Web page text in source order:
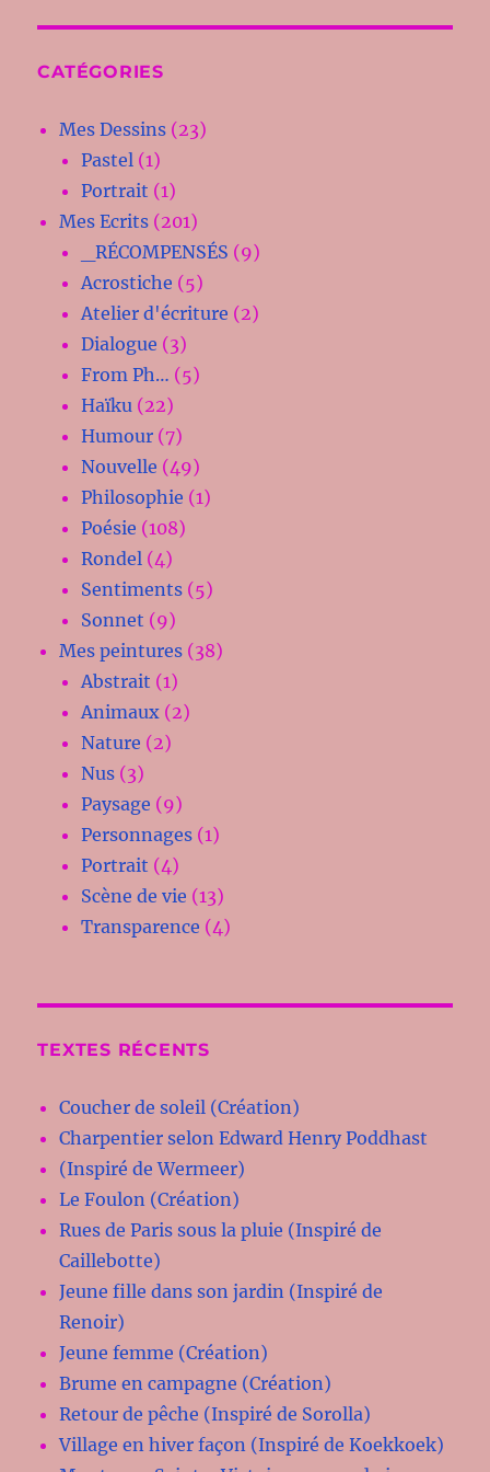
CATÉGORIES
Mes Dessins (23)
Pastel (1)
Portrait (1)
Mes Ecrits (201)
_RÉCOMPENSÉS (9)
Acrostiche (5)
Atelier d'écriture (2)
Dialogue (3)
From Ph… (5)
Haïku (22)
Humour (7)
Nouvelle (49)
Philosophie (1)
Poésie (108)
Rondel (4)
Sentiments (5)
Sonnet (9)
Mes peintures (38)
Abstrait (1)
Animaux (2)
Nature (2)
Nus (3)
Paysage (9)
Personnages (1)
Portrait (4)
Scène de vie (13)
Transparence (4)
TEXTES RÉCENTS
Coucher de soleil (Création)
Charpentier selon Edward Henry Poddhast
(Inspiré de Wermeer)
Le Foulon (Création)
Rues de Paris sous la pluie (Inspiré de
Caillebotte)
Jeune fille dans son jardin (Inspiré de
Renoir)
Jeune femme (Création)
Brume en campagne (Création)
Retour de pêche (Inspiré de Sorolla)
Village en hiver façon (Inspiré de Koekkoek)